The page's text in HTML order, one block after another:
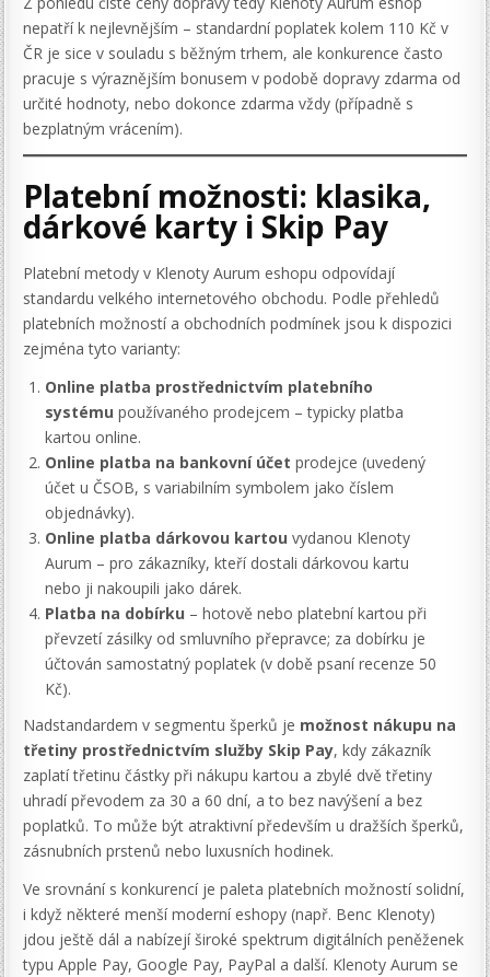
nepatří k nejlevnějším – standardní poplatek kolem 110 Kč v
ČR je sice v souladu s běžným trhem, ale konkurence často
pracuje s výraznějším bonusem v podobě dopravy zdarma od
určité hodnoty, nebo dokonce zdarma vždy (případně s
bezplatným vrácením).
Platební možnosti: klasika,
dárkové karty i Skip Pay
Platební metody v Klenoty Aurum eshopu odpovídají
standardu velkého internetového obchodu. Podle přehledů
platebních možností a obchodních podmínek jsou k dispozici
zejména tyto varianty:
Online platba prostřednictvím platebního
systému používaného prodejcem – typicky platba
kartou online.
Online platba na bankovní účet prodejce (uvedený
účet u ČSOB, s variabilním symbolem jako číslem
objednávky).
Online platba dárkovou kartou vydanou Klenoty
Aurum – pro zákazníky, kteří dostali dárkovou kartu
nebo ji nakoupili jako dárek.
Platba na dobírku – hotově nebo platební kartou při
převzetí zásilky od smluvního přepravce; za dobírku je
účtován samostatný poplatek (v době psaní recenze 50
Kč).
Nadstandardem v segmentu šperků je možnost nákupu na
třetiny prostřednictvím služby Skip Pay, kdy zákazník
zaplatí třetinu částky při nákupu kartou a zbylé dvě třetiny
uhradí převodem za 30 a 60 dní, a to bez navýšení a bez
poplatků. To může být atraktivní především u dražších šperků,
zásnubních prstenů nebo luxusních hodinek.
Ve srovnání s konkurencí je paleta platebních možností solidní,
i když některé menší moderní eshopy (např. Benc Klenoty)
jdou ještě dál a nabízejí široké spektrum digitálních peněženek
typu Apple Pay, Google Pay, PayPal a další. Klenoty Aurum se